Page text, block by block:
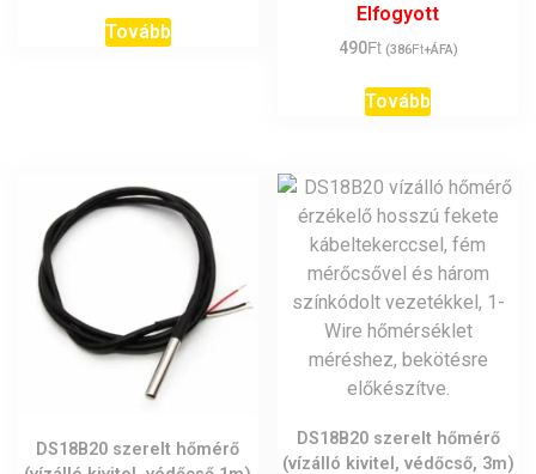
Tovább
Elfogyott
490Ft (386Ft+ÁFA)
Tovább
DS18B20 szerelt hőmérő
DS18B20 szerelt hőmérő
(vízálló kivitel, védőcső, 3m)